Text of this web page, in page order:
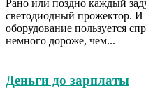
Рано или поздно каждый
светодиодный прожектор. И
оборудование пользуется
немного дороже, чем...
Деньги до зарплаты